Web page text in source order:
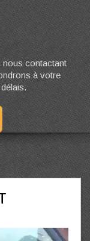
nous contactant
à votre